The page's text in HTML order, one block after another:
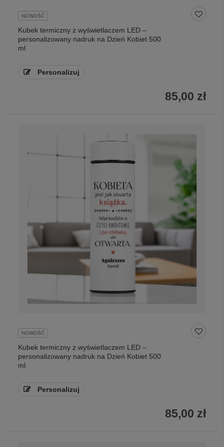
NOWOŚĆ
Kubek termiczny z wyświetlaczem LED –
personalizowany nadruk na Dzień Kobiet 500
ml
Personalizuj
85,00 zł
NOWOŚĆ
Kubek termiczny z wyświetlaczem LED –
personalizowany nadruk na Dzień Kobiet 500
ml
Personalizuj
85,00 zł